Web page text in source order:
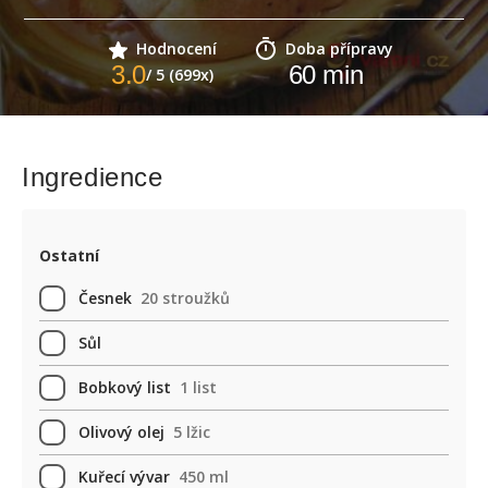
Hodnocení
3.0/ 5 (699x)
Doba přípravy
60min
Ingredience
Ostatní
Česnek 20 stroužků
Sůl
Bobkový list 1 list
Olivový olej 5 lžic
Kuřecí vývar 450 ml